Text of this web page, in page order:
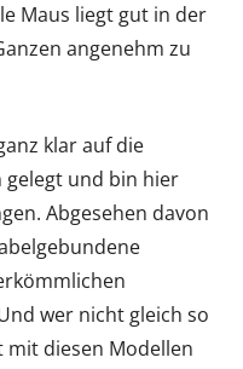
Maus liegt gut in der
angenehm zu
klar auf die
gelegt und bin hier
Abgesehen davon
wer nicht gleich so
mit diesen Modellen